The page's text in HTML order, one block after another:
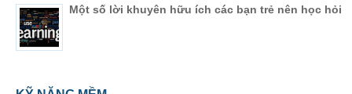
Một số lời khuyên hữu ích các bạn trẻ nên học hỏi